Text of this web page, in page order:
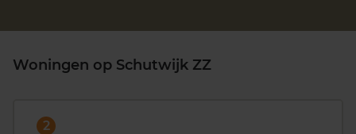
Woningen op Schutwijk ZZ
2